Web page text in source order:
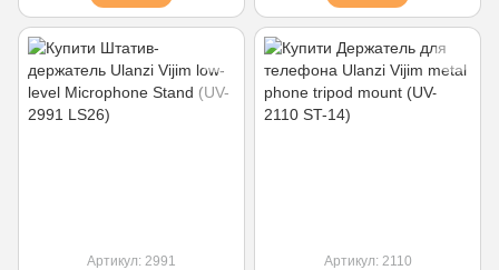
Артикул: 2991 Артикул: 2110